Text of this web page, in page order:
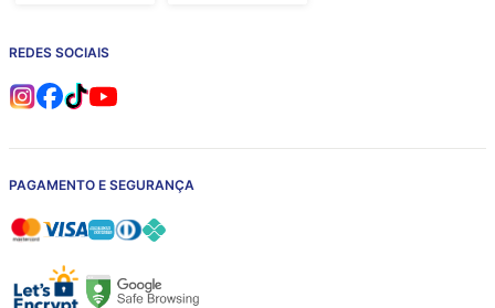
REDES SOCIAIS
PAGAMENTO E SEGURANÇA